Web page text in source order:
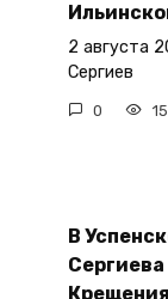
2 августа
Сергиев
0 15
В